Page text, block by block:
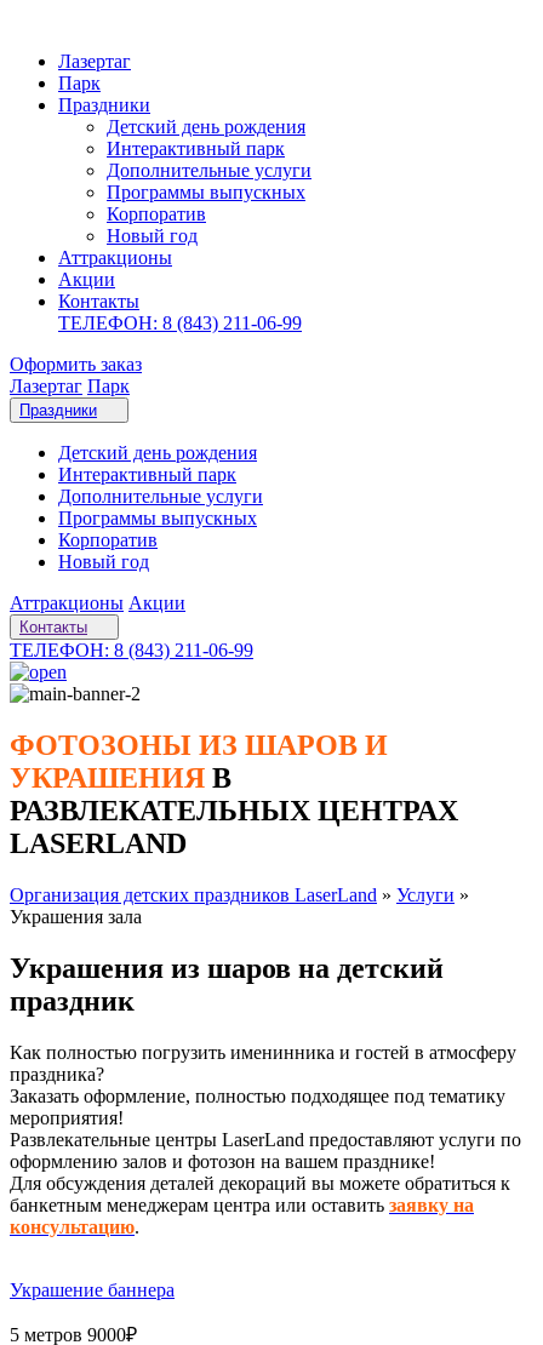
Лазертаг
Парк
Праздники
Детский день рождения
Интерактивный парк
Дополнительные услуги
Программы выпускных
Корпоратив
Новый год
Аттракционы
Акции
Контакты
ТЕЛЕФОН: 8 (843) 211-06-99
Оформить заказ
Лазертаг Парк
Праздники
Детский день рождения
Интерактивный парк
Дополнительные услуги
Программы выпускных
Корпоратив
Новый год
Аттракционы Акции
Контакты
ТЕЛЕФОН: 8 (843) 211-06-99
ФОТОЗОНЫ ИЗ ШАРОВ И
УКРАШЕНИЯ В
РАЗВЛЕКАТЕЛЬНЫХ ЦЕНТРАХ
LASERLAND
Организация детских праздников LaserLand » Услуги »
Украшения зала
Украшения из шаров на детский
праздник
Как полностью погрузить именинника и гостей в атмосферу
праздника?
Заказать оформление, полностью подходящее под тематику
мероприятия!
Развлекательные центры LaserLand предоставляют услуги по
оформлению залов и фотозон на вашем празднике!
Для обсуждения деталей декораций вы можете обратиться к
банкетным менеджерам центра или оставить заявку на
консультацию.
Украшение баннера
5 метров 9000₽